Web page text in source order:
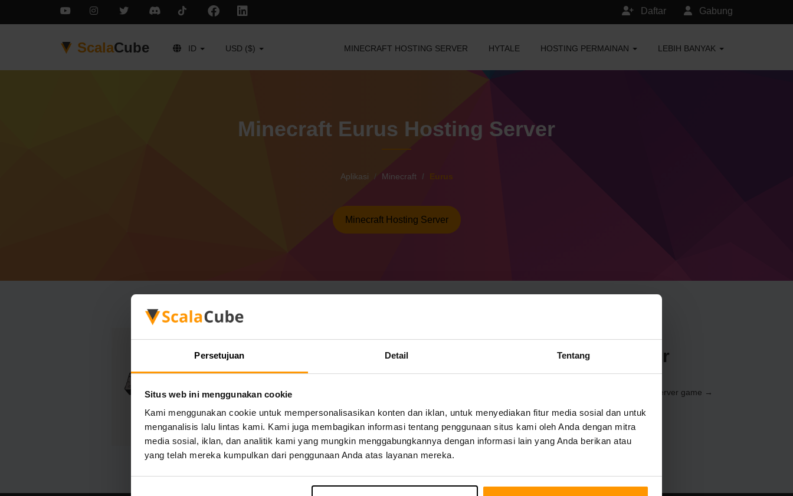
Persetujuan Detail Tentang
Situs web ini menggunakan cookie
Kami menggunakan cookie untuk mempersonalisasikan konten dan iklan, untuk menyediakan fitur media sosial dan untuk
menganalisis lalu lintas kami. Kami juga membagikan informasi tentang penggunaan situs kami oleh Anda dengan mitra
media sosial, iklan, dan analitik kami yang mungkin menggabungkannya dengan informasi lain yang Anda berikan atau
yang telah mereka kumpulkan dari penggunaan Anda atas layanan mereka.
Gabung
Daftar
ScalaCube ID USD ($) MINECRAFT HOSTING SERVER HYTALE HOSTING PERMAINAN LEBIH BANYAK
Minecraft Eurus Hosting Server
Aplikasi Minecraft Eurus
Minecraft Hosting Server
Cara Membuat Minecraft Eurus Server
(Server → Pilih server Anda → Server game →
Selamat bermain di server!